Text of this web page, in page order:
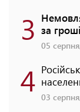
3 за
05
4 03